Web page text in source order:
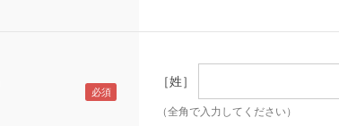
［姓］
（全角で入力してください）